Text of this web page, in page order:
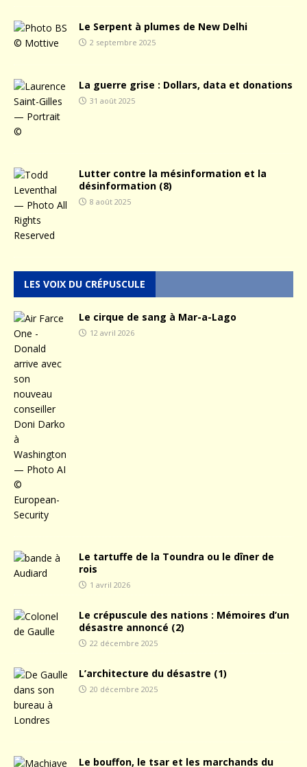
Le Serpent à plumes de New Delhi
2 septembre 2025
La guerre grise : Dollars, data et donations
31 août 2025
Lutter contre la mésinformation et la
désinformation (8)
8 août 2025
LES VOIX DU CRÉPUSCULE
Le cirque de sang à Mar-a-Lago
12 avril 2026
Le tartuffe de la Toundra ou le dîner de
rois
1 avril 2026
Le crépuscule des nations : Mémoires d’un
désastre annoncé (2)
22 décembre 2025
L’architecture du désastre (1)
20 décembre 2025
Le bouffon, le tsar et les marchands du